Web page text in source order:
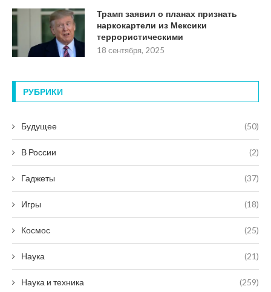
Трамп заявил о планах признать
наркокартели из Мексики
террористическими
18 сентября, 2025
РУБРИКИ
Будущее (50)
В России (2)
Гаджеты (37)
Игры (18)
Космос (25)
Наука (21)
Наука и техника (259)